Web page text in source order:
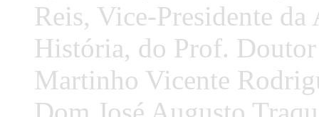
Reis, Vice-Presidente da
História, do Prof.
Martinho Vicente